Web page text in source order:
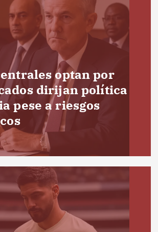
optan por
dirijan política
pese a riesgos